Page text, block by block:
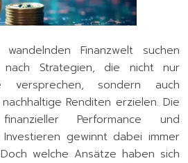
Finanzwelt suchen
nach Strategien, die nicht nur
versprechen, sondern auch
Renditen erzielen. Die
Performance und
Investieren gewinnt dabei immer
welche Ansätze haben sich